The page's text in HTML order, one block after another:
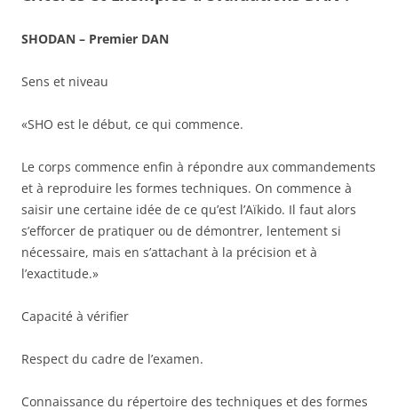
SHODAN – Premier DAN
Sens et niveau
«SHO est le début, ce qui commence.
Le corps commence enfin à répondre aux commandements
et à reproduire les formes techniques. On commence à
saisir une certaine idée de ce qu’est l’Aïkido. Il faut alors
s’efforcer de pratiquer ou de démontrer, lentement si
nécessaire, mais en s’attachant à la précision et à
l’exactitude.»
Capacité à vérifier
Respect du cadre de l’examen.
Connaissance du répertoire des techniques et des formes